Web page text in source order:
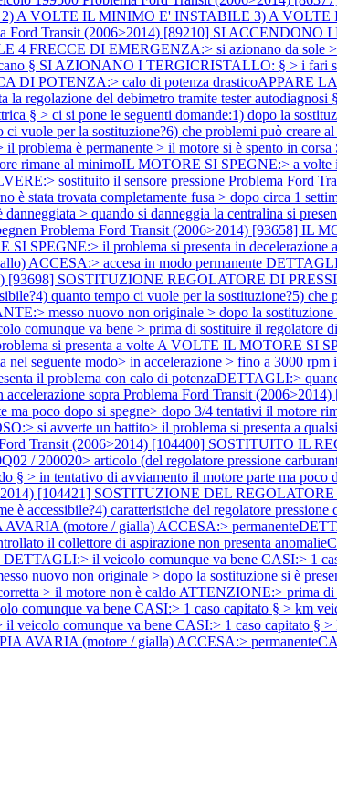
A VOLTE IL MINIMO E' INSTABILE 3) A VOLTE
Ford Transit (2006>2014) [89210] SI
4 FRECCE DI EMERGENZA:> si azionano da sole
§ SI AZIONANO I TERGICRISTALLO: § > i fari
DI POTENZA:> calo di potenza drasticoAPPARE
regolazione del debimetro tramite tester autodiagnosi
§ > ci si pone le seguenti domande:1) dopo la
vuole per la sostituzione?6) che problemi può creare
è permanente > il motore si è spento in
rimane al minimoIL MOTORE SI SPEGNE:> a volte
sostituito il sensore pressione Problema Ford
trovata completamente fusa > dopo circa 1
> quando si danneggia la centralina si
Problema Ford Transit (2006>2014) [93658] IL
SPEGNE:> il problema si presenta in decelerazione
ACCESA:> accesa in modo permanente
[93698] SOSTITUZIONE REGOLATORE DI
quanto tempo ci vuole per la sostituzione?5) che
messo nuovo non originale > dopo la sostituzione
va bene > prima di sostituire il regolatore di
si presenta a volte A VOLTE IL MOTORE SI
seguente modo> in accelerazione > fino a 3000 rpm
il problema con calo di potenzaDETTAGLI:>
sopra Problema Ford Transit
ma poco dopo si spegne> dopo 3/4 tentativi il motore
si avverte un battito> il problema si presenta a
Transit (2006>2014) [104400] SOSTITUITO IL
/ 200020> articolo (del regolatore pressione
> in tentativo di avviamento il motore parte ma poco
[104421] SOSTITUZIONE DEL
accessibile?4) caratteristiche del regolatore
AVARIA (motore / gialla) ACCESA:>
il collettore di aspirazione non presenta
il veicolo comunque va bene CASI:> 1
nuovo non originale > dopo la sostituzione si è
> il motore non è caldo ATTENZIONE:> prima di
comunque va bene CASI:> 1 caso capitato § > km
comunque va bene CASI:> 1 caso capitato § >
AVARIA (motore / gialla) ACCESA:>